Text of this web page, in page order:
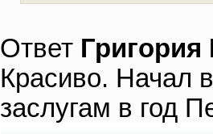
Ответ
Красиво. Начал
заслугам в год